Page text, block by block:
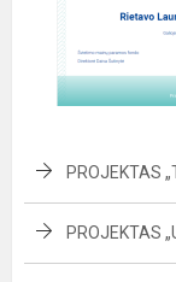
PROJEKTAS
PROJEKTAS